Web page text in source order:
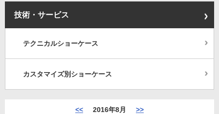
技術・サービス
テクニカルショーケース
カスタマイズ別ショーケース
<< 2016年8月 >>